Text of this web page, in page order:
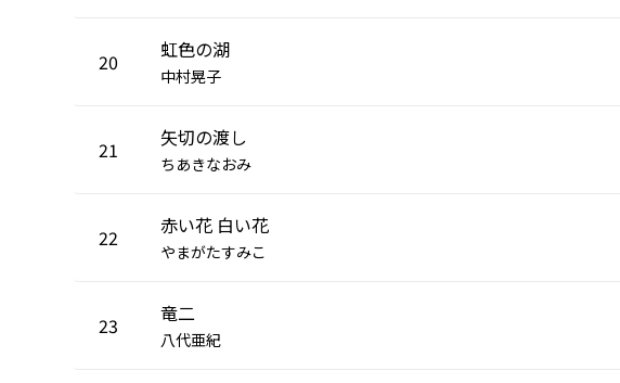
20 虹色の湖
中村晃子
21 矢切の渡し
ちあきなおみ
22 赤い花 白い花
やまがたすみこ
23 竜二
八代亜紀